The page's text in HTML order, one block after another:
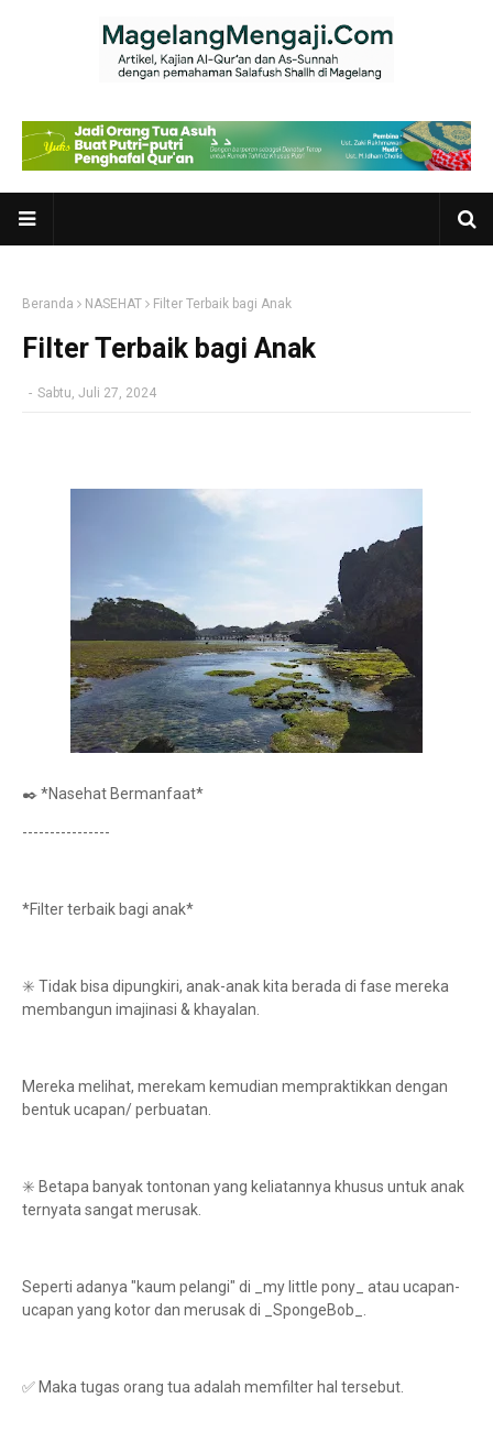
Beranda NASEHAT Filter Terbaik bagi Anak
Filter Terbaik bagi Anak
- Sabtu, Juli 27, 2024
✒️ *Nasehat Bermanfaat*
----------------
*Filter terbaik bagi anak*
✳️ Tidak bisa dipungkiri, anak-anak kita berada di fase mereka
membangun imajinasi & khayalan.
Mereka melihat, merekam kemudian mempraktikkan dengan
bentuk ucapan/ perbuatan.
✳️ Betapa banyak tontonan yang keliatannya khusus untuk anak
ternyata sangat merusak.
Seperti adanya "kaum pelangi" di _my little pony_ atau ucapan-
ucapan yang kotor dan merusak di _SpongeBob_.
✅ Maka tugas orang tua adalah memfilter hal tersebut.